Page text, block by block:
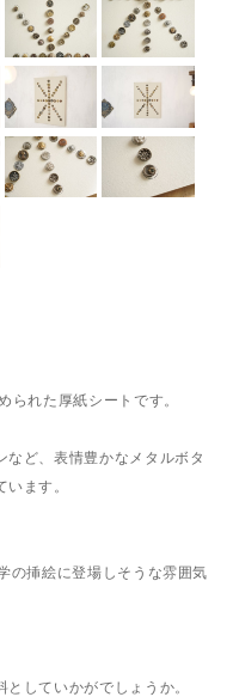
られた厚紙シートです。
ど、表情豊かなメタルボタ
ます。
の挿絵に登場しそうな雰囲気
していかがでしょうか。